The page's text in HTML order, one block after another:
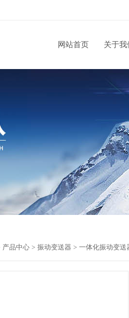
网站首页 关于我
产品中心 > 振动变送器 > 一体化振动变送